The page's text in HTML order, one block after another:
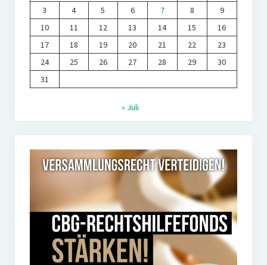
3 4 5 6 7 8
9
10
11 12 13 14 15
16
17
18 19 20 21 22
23
24
25 26 27 28 29
30
31
« Juli